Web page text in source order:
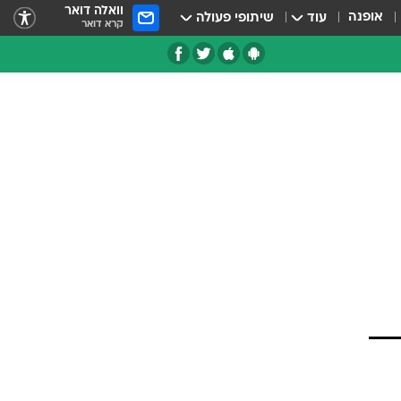
אופנה עוד שיתופי פעולה וואלה דואר
קרא דואר